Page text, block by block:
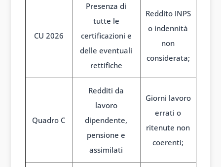
CU 2026
Presenza di
tutte le
certificazioni e
delle eventuali
rettifiche
Reddito INPS
o indennità
non
considerata;
Quadro C
Redditi da
lavoro
dipendente,
pensione e
assimilati
Giorni lavoro
errati o
ritenute non
coerenti;